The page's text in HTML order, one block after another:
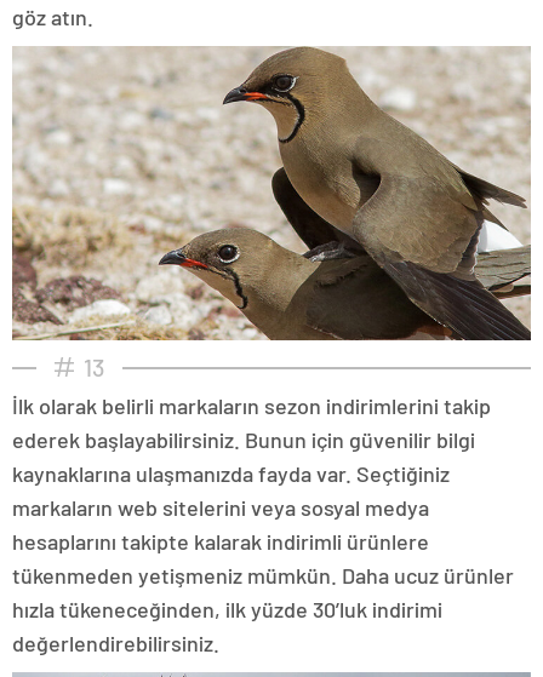
göz atın.
13
İlk olarak belirli markaların sezon indirimlerini takip
ederek başlayabilirsiniz. Bunun için güvenilir bilgi
kaynaklarına ulaşmanızda fayda var. Seçtiğiniz
markaların web sitelerini veya sosyal medya
hesaplarını takipte kalarak indirimli ürünlere
tükenmeden yetişmeniz mümkün. Daha ucuz ürünler
hızla tükeneceğinden, ilk yüzde 30’luk indirimi
değerlendirebilirsiniz.